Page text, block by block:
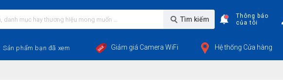
Tìm kiếm
Thông báo
của tôi
Sản phẩm bạn đã xem Giảm giá Camera WiFi Hệ thống Cửa hàng